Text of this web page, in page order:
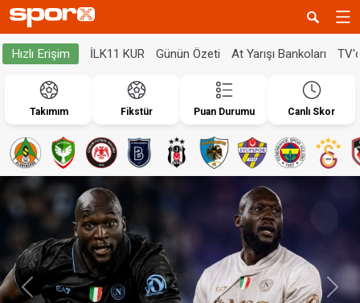
Hızlı Erişim İLK11 KUR Günün Özeti At Yarışı Bankoları
Takımım Fikstür Puan Durumu Canlı Skor
Geri İleri